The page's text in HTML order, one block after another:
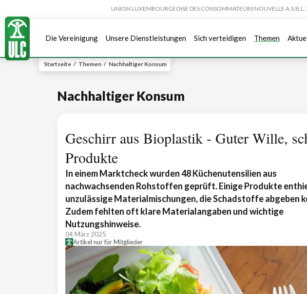
UNION LUXEMBOURGEOISE DES CONSOMMATEURS NOUVELLE
Die Vereinigung Unsere Dienstleistungen Sich verteidigen Themen
Startseite / Themen / Nachhaltiger Konsum
Nachhaltiger Konsum
Geschirr aus Bioplastik - Guter Wille,
Produkte
In einem Marktcheck wurden 48 Küchenutensilien aus
nachwachsenden Rohstoffen geprüft. Einige Produkte
unzulässige Materialmischungen, die Schadstoffe abgeben
Zudem fehlten oft klare Materialangaben und wichtige
Nutzungshinweise.
04 März 2025
Artikel nur für Mitglieder